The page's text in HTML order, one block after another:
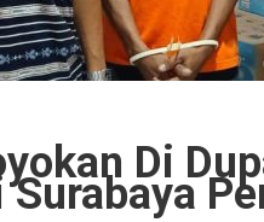
Di